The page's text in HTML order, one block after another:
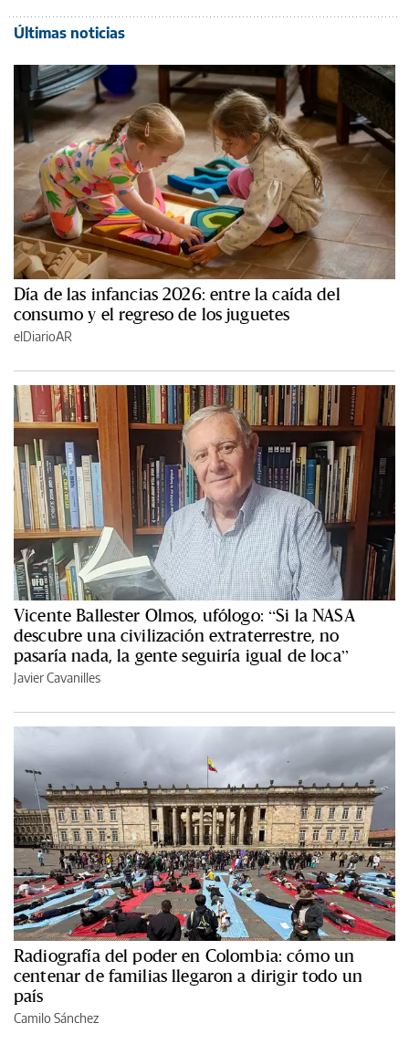
Últimas noticias
Día de las infancias 2026: entre la caída del
consumo y el regreso de los juguetes
elDiarioAR
Vicente Ballester Olmos, ufólogo: “Si la NASA
descubre una civilización extraterrestre, no
pasaría nada, la gente seguiría igual de loca”
Javier Cavanilles
Radiografía del poder en Colombia: cómo un
centenar de familias llegaron a dirigir todo un
país
Camilo Sánchez